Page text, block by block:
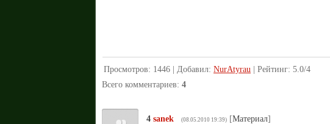
Просмотров: 1446 Добавил: NurAtyrau Рейтинг: 5.0/4
Всего комментариев: 4
4 sanek (08.05.2010 19:39) [Материал]